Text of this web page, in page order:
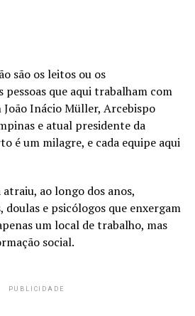
são os leitos ou os
pessoas que aqui trabalham com
João Inácio Müller, Arcebispo
e atual presidente da
é um milagre, e cada equipe aqui
ao longo dos anos,
doulas e psicólogos que enxergam
um local de trabalho, mas
social.
PUBLICIDADE